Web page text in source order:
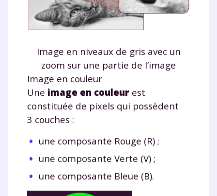
Image en niveaux de gris avec un
zoom sur une partie de l’image
Image en couleur
Une image en couleur est
constituée de pixels qui possèdent
3 couches :
une composante Rouge (R) ;
une composante Verte (V) ;
une composante Bleue (B).